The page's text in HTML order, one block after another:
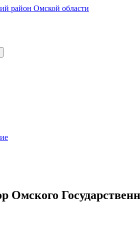
Омского